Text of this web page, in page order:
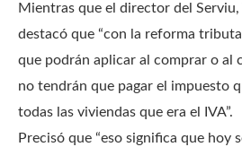
Mientras que el director del
destacó que “con la reforma
que podrán aplicar al comprar o al
no tendrán que pagar el impuesto
todas las viviendas que era el IVA”.
Precisó que “eso significa que hoy